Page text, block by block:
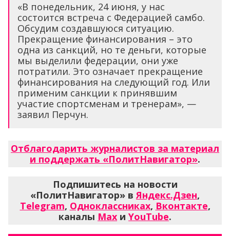
«В понедельник, 24 июня, у нас
состоится встреча с Федерацией самбо.
Обсудим создавшуюся ситуацию.
Прекращение финансирования – это
одна из санкций, но те деньги, которые
мы выделили федерации, они уже
потратили. Это означает прекращение
финансирования на следующий год. Или
применим санкции к принявшим
участие спортсменам и тренерам», —
заявил Перчун.
Отблагодарить журналистов за материал
и поддержать «ПолитНавигатор».
Подпишитесь на новости
«ПолитНавигатор» вЯндекс.Дзен,
Telegram, Одноклассниках, Вконтакте,
каналы Max и YouTube.